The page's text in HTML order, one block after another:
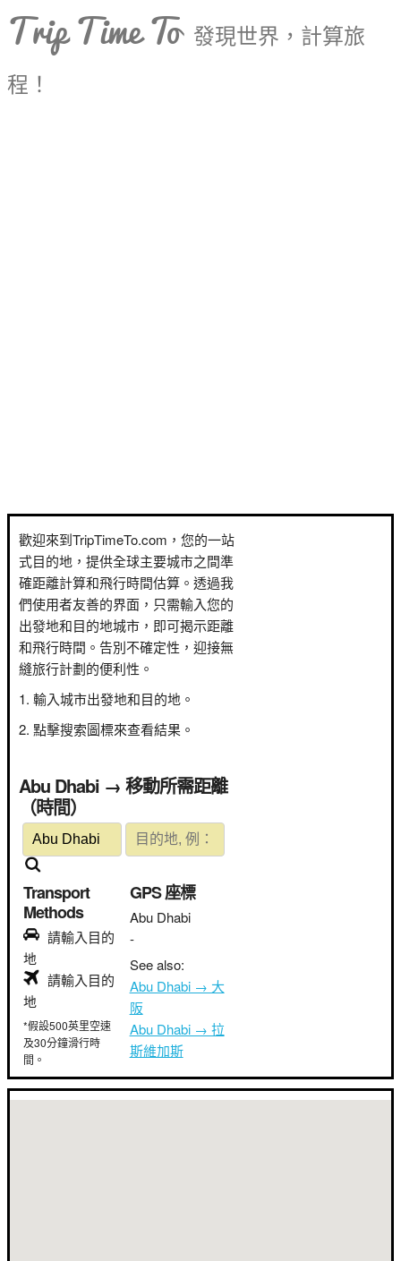
Trip Time To 發現世界，計算旅
程！
歡迎來到TripTimeTo.com，您的一站
式目的地，提供全球主要城市之間準
確距離計算和飛行時間估算。透過我
們使用者友善的界面，只需輸入您的
出發地和目的地城市，即可揭示距離
和飛行時間。告別不確定性，迎接無
縫旅行計劃的便利性。
輸入城市出發地和目的地。
點擊搜索圖標來查看結果。
Abu Dhabi → 移動所需距離
（時間）
Transport
Methods
請輸入目的
地
請輸入目的
地
*假設500英里空速
及30分鐘滑行時
間。
GPS 座標
Abu Dhabi
-
See also:
Abu Dhabi → 大
阪
Abu Dhabi → 拉
斯維加斯